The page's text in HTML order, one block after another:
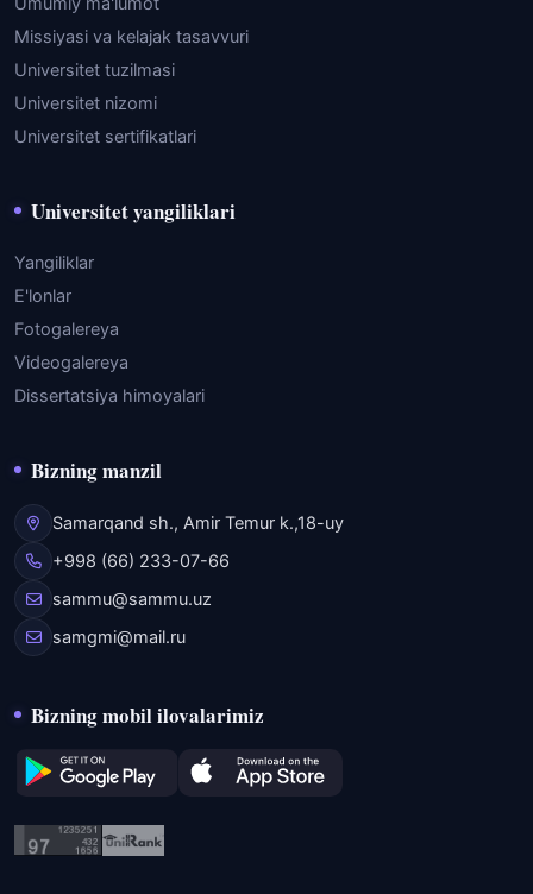
Missiyasi va kelajak tasavvuri
Universitet tuzilmasi
Universitet nizomi
Universitet sertifikatlari
Universitet yangiliklari
Yangiliklar
E'lonlar
Fotogalereya
Videogalereya
Dissertatsiya himoyalari
Bizning manzil
Samarqand sh., Amir Temur k.,18-uy
+998 (66) 233-07-66
sammu@sammu.uz
samgmi@mail.ru
Bizning mobil ilovalarimiz